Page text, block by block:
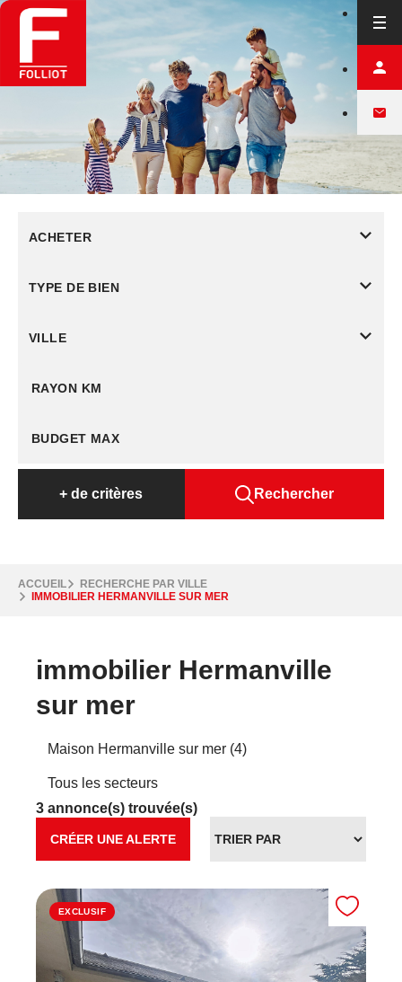
ACHETER
TYPE DE BIEN
VILLE
RAYON KM
+ de critères Rechercher
ACCUEIL
RECHERCHE PAR VILLE
IMMOBILIER HERMANVILLE SUR MER
immobilier Hermanville
sur mer
Maison Hermanville sur mer (4)
Tous les secteurs
3 annonce(s) trouvée(s)
CRÉER UNE ALERTE
EXCLUSIF